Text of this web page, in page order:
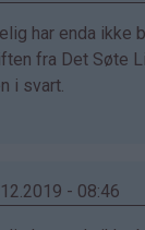
har enda ikke
fra Det Søte
i svart.
- 08:46